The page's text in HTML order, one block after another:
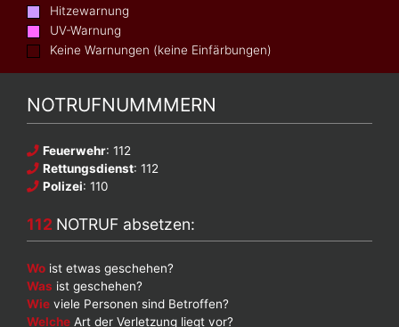
Hitzewarnung
UV-Warnung
Keine Warnungen (keine Einfärbungen)
NOTRUFNUMMMERN
Feuerwehr: 112
Rettungsdienst: 112
Polizei: 110
112 NOTRUF absetzen:
Wo ist etwas geschehen?
Was ist geschehen?
Wie viele Personen sind Betroffen?
Welche Art der Verletzung liegt vor?